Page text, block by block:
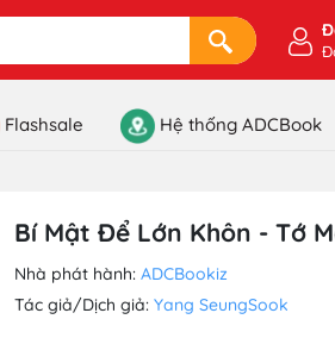
Flashsale Hệ thống ADCBook
Bí Mật Để Lớn Khôn - Tớ
Nhà phát hành: ADCBookiz
Tác giả/Dịch giả: Yang SeungSook